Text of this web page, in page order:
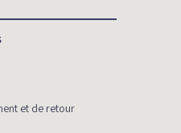
et de retour